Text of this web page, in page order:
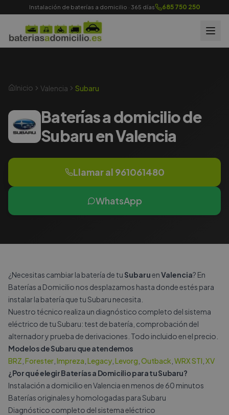
Instalación de baterías a domicilio · 365 días 685 750 250
Inicio Valencia Subaru
Baterías a domicilio de
Subaru en Valencia
Llamar al 961061480
WhatsApp
¿Necesitas cambiar la batería de tu SubaruenValencia? En
Baterías a Domicilio nos desplazamos hasta donde estés para
instalar la batería que tu Subaru necesita.
Nuestro técnico realiza un diagnóstico completo del sistema
eléctrico de tu Subaru: test de batería, comprobación del
alternador y prueba de derivaciones. Todo incluido en el precio.
Modelos de Subaru que atendemos
BRZ Forester Impreza Legacy Levorg Outback WRX STI XV
¿Por qué elegir Baterías a Domicilio para tu Subaru?
Instalación a domicilio en Valencia en menos de 60 minutos
Baterías originales y homologadas para Subaru
Diagnóstico completo del sistema eléctrico